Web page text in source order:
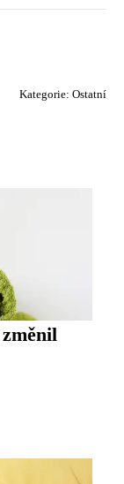
Kategorie: Ostatní